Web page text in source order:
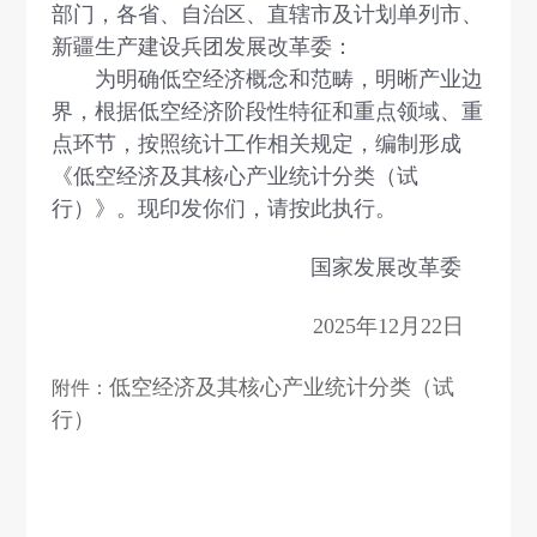
部门，各省、自治区、直辖市及计划单列市、
新疆生产建设兵团发展改革委：
为明确低空经济概念和范畴，明晰产业边
界，根据低空经济阶段性特征和重点领域、重
点环节，按照统计工作相关规定，编制形成
《低空经济及其核心产业统计分类（试
行）》。现印发你们，请按此执行。
国家发展改革委
2025年12月22日
附件： 低空经济及其核心产业统计分类（试
行）